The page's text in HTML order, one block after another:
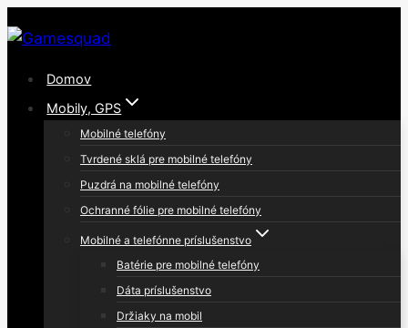
to
Domov
Mobily, GPS
Mobilné telefóny
Tvrdené sklá pre mobilné telefóny
Puzdrá na mobilné telefóny
Ochranné fólie pre mobilné telefóny
Mobilné a telefónne príslušenstvo
Batérie pre mobilné telefóny
Dáta príslušenstvo
Držiaky na mobil